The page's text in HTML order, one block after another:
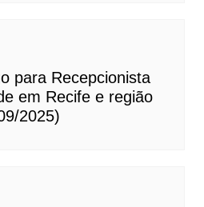
para Recepcionista
em Recife e região
2025)